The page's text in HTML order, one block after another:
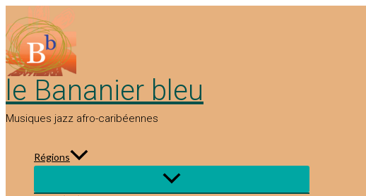
au
contenu
le Bananier bleu
Musiques jazz afro-caribéennes
Régions